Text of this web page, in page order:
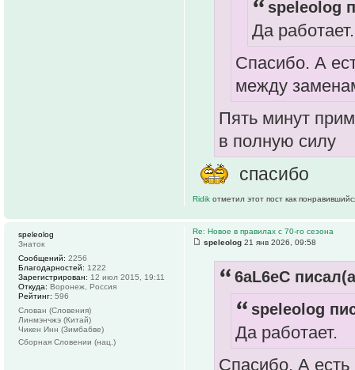
speleolog
Да работает.
Спасибо. А
между
Пять минут
в полную силу
спасибо
Ridik отметил этот пост как
Re: Новое в правилах с 70-го сезона
speleolog 21 янв 2026, 09:58
6aL6eC
speleolog
Да работает.
Спасибо. А
speleolog
Знаток
Сообщений: 2256
Благодарностей: 1222
Зарегистрирован: 12 июл 2015, 19:11
Откуда: Воронеж, Россия
Рейтинг: 596
Слован (Словения)
Линмэнчжэ (Китай)
Чикен Инн (Зимбабве)
Сборная Словении (нац.)